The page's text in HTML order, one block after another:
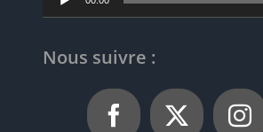
Nous suivre :